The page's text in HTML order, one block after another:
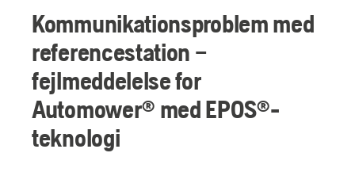
Kommunikationsproblem med
referencestation –
fejlmeddelelse for
Automower® med EPOS®-
teknologi